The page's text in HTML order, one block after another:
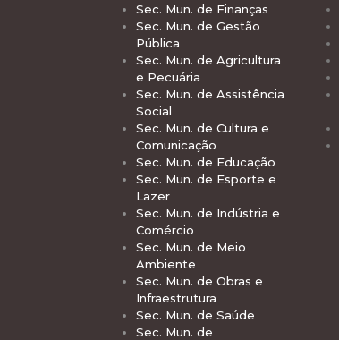
Sec. Mun. de Finanças
Sec. Mun. de Gestão
Pública
Sec. Mun. de Agricultura
e Pecuária
Sec. Mun. de Assistência
Social
Sec. Mun. de Cultura e
Comunicação
Sec. Mun. de Educação
Sec. Mun. de Esporte e
Lazer
Sec. Mun. de Indústria e
Comércio
Sec. Mun. de Meio
Ambiente
Sec. Mun. de Obras e
Infraestrutura
Sec. Mun. de Saúde
Sec. Mun. de